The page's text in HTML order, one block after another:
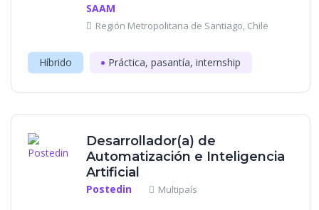
SAAM
Región Metropolitana de Santiago, Chile
Híbrido Práctica, pasantía, internship
Desarrollador(a) de
Automatización e Inteligencia
Artificial
Postedin Multipaís